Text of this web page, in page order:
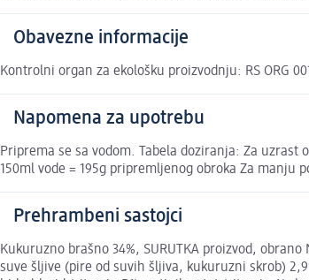
Obavezne informacije
Kontrolni organ za ekološku proizvodnju: RS ORG
Napomena za upotrebu
Priprema se sa vodom. Tabela doziranja: Za uzrast
150ml vode = 195g pripremljenog obroka Za manju
Prehrambeni sastojci
Kukuruzno brašno 34%, SURUTKA proizvod,
suve šljive (pire od suvih šljiva, kukuruzni skrob)